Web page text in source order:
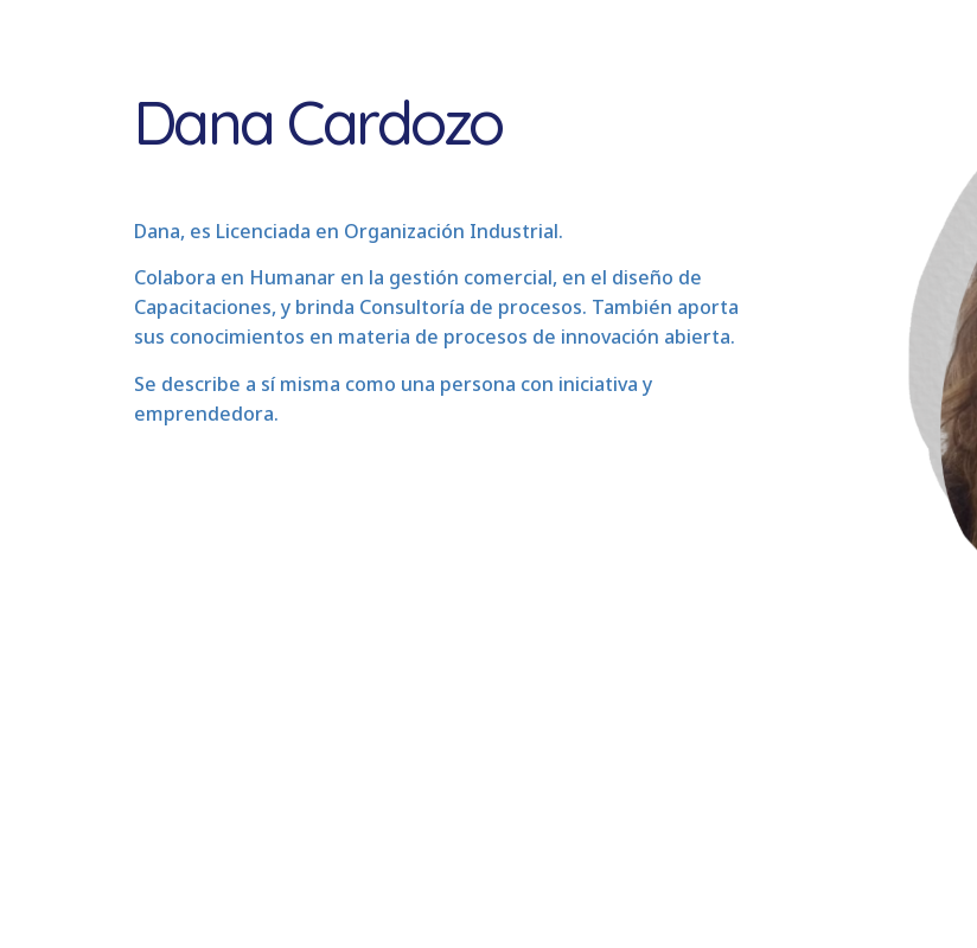
Dana Cardozo
Dana, es Licenciada en Organización Industrial.
Colabora en Humanar en la gestión comercial, en el diseño de
Capacitaciones, y brinda Consultoría de procesos. También aporta
sus conocimientos en materia de procesos de innovación abierta.
Se describe a sí misma como una persona con iniciativa y
emprendedora.